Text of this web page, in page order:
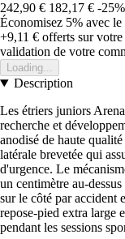
242,90 € 182,17 € -25%
Économisez 5% avec le
+9,11 € offerts sur
validation de votre
Loading...
Description
Les étriers juniors
recherche et
anodisé de haute
latérale brevetée qui
d'urgence. Le
un centimètre au-
sur le côté par accident
repose-pied extra large
pendant les sessions